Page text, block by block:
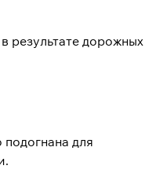
результате дорожных
для